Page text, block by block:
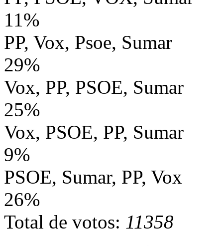
11%
PP, Vox, Psoe, Sumar
29%
Vox, PP, PSOE, Sumar
25%
Vox, PSOE, PP, Sumar
9%
PSOE, Sumar, PP, Vox
26%
Total de votos: 11358